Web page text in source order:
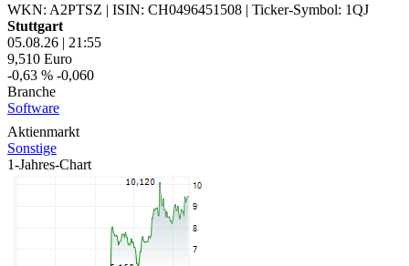
WKN: A2PTSZ | ISIN: CH0496451508 | Ticker-Symbol: 1QJ
Stuttgart
05.08.26 | 21:55
9,510 Euro
-0,63 % -0,060
Branche
Software
Aktienmarkt
Sonstige
1-Jahres-Chart